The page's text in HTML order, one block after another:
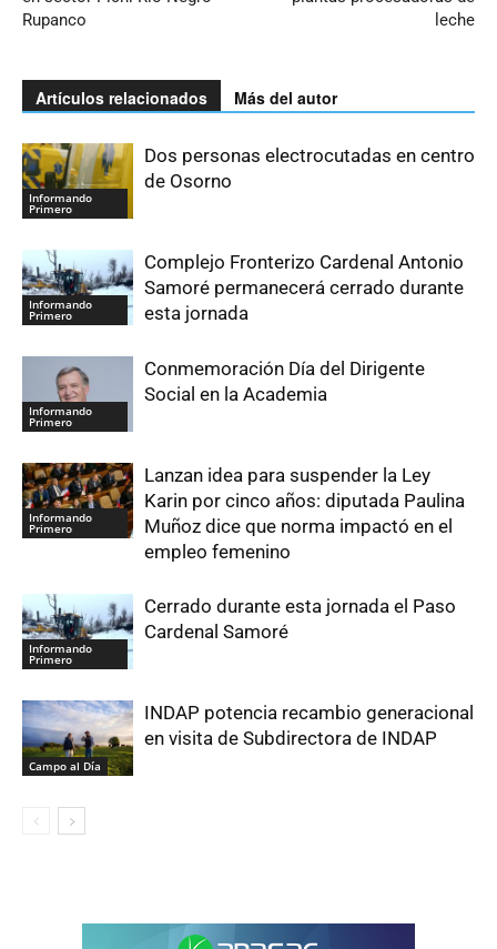
Rupanco
leche
Artículos relacionados Más del autor
Informando
Primero
Dos personas electrocutadas en centro
de Osorno
Informando
Primero
Complejo Fronterizo Cardenal Antonio
Samoré permanecerá cerrado durante
esta jornada
Informando
Primero
Conmemoración Día del Dirigente
Social en la Academia
Informando
Primero
Lanzan idea para suspender la Ley
Karin por cinco años: diputada Paulina
Muñoz dice que norma impactó en el
empleo femenino
Informando
Primero
Cerrado durante esta jornada el Paso
Cardenal Samoré
Campo al Día
INDAP potencia recambio generacional
en visita de Subdirectora de INDAP